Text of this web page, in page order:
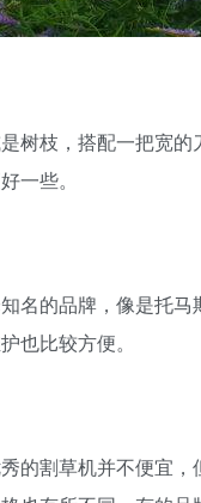
树枝，搭配一把宽
一些。
名的品牌，像是托
也比较方便。
的割草机并不便宜